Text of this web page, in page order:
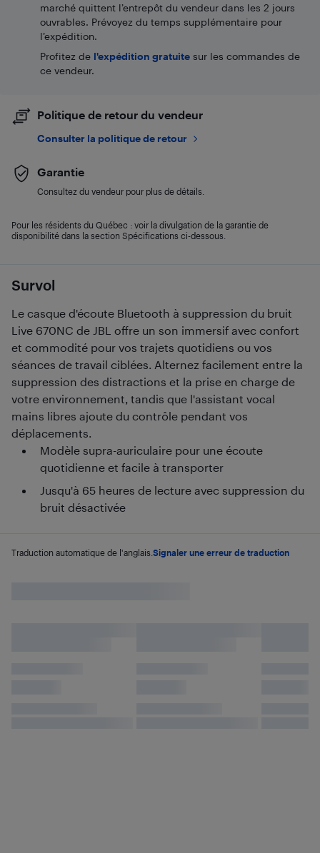
Survol
Le casque d'écoute Bluetooth à suppression du bruit
Live 670NC de JBL offre un son immersif avec confort
et commodité pour vos trajets quotidiens ou vos
séances de travail ciblées. Alternez facilement entre la
suppression des distractions et la prise en charge de
votre environnement, tandis que l'assistant vocal
mains libres ajoute du contrôle pendant vos
déplacements.
Modèle supra-auriculaire pour une écoute
quotidienne et facile à transporter
Jusqu'à 65 heures de lecture avec suppression du
bruit désactivée
Traduction automatique de l'anglais. Signaler une erreur de traduction
marché quittent l’entrepôt du vendeur dans les 2 jours
ouvrables. Prévoyez du temps supplémentaire pour
l’expédition.
Profitez de l'expédition gratuite sur les commandes de
ce vendeur.
Politique de retour du vendeur
Consulter la politique de retour
Garantie
Consultez du vendeur pour plus de détails.
Pour les résidents du Québec : voir la divulgation de la garantie de
disponibilité dans la section Spécifications ci-dessous.